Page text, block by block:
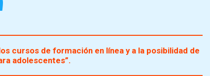
cursos de formación en línea y a la posibilidad de
adolescentes”.